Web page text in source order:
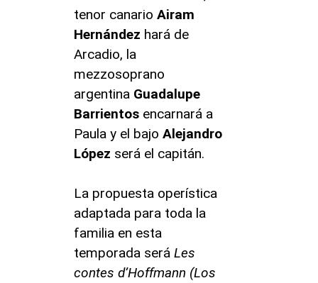
tenor canario Airam
Hernández hará de
Arcadio, la
mezzosoprano
argentina Guadalupe
Barrientos encarnará a
Paula y el bajo Alejandro
López será el capitán.
La propuesta operística
adaptada para toda la
familia en esta
temporada será Les
contes d’Hoffmann (Los